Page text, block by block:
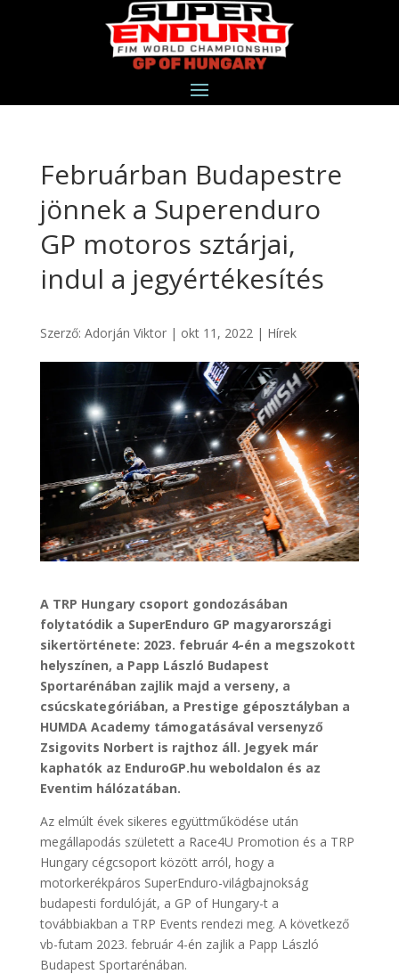
Februárban Budapestre
jönnek a Superenduro
GP motoros sztárjai,
indul a jegyértékesítés
Szerző: Adorján Viktor| okt 11, 2022| Hírek
A TRP Hungary csoport gondozásában
folytatódik a SuperEnduro GP magyarországi
sikertörténete: 2023. február 4-én a megszokott
helyszínen, a Papp László Budapest
Sportarénában zajlik majd a verseny, a
csúcskategóriában, a Prestige géposztályban a
HUMDA Academy támogatásával versenyző
Zsigovits Norbert is rajthoz áll. Jegyek már
kaphatók az EnduroGP.hu weboldalon és az
Eventim hálózatában.
Az elmúlt évek sikeres együttműködése után
megállapodás született a Race4U Promotion és a TRP
Hungary cégcsoport között arról, hogy a
motorkerékpáros SuperEnduro-világbajnokság
budapesti fordulóját, a GP of Hungary-t a
továbbiakban a TRP Events rendezi meg. A következő
vb-futam 2023. február 4-én zajlik a Papp László
Budapest Sportarénában.